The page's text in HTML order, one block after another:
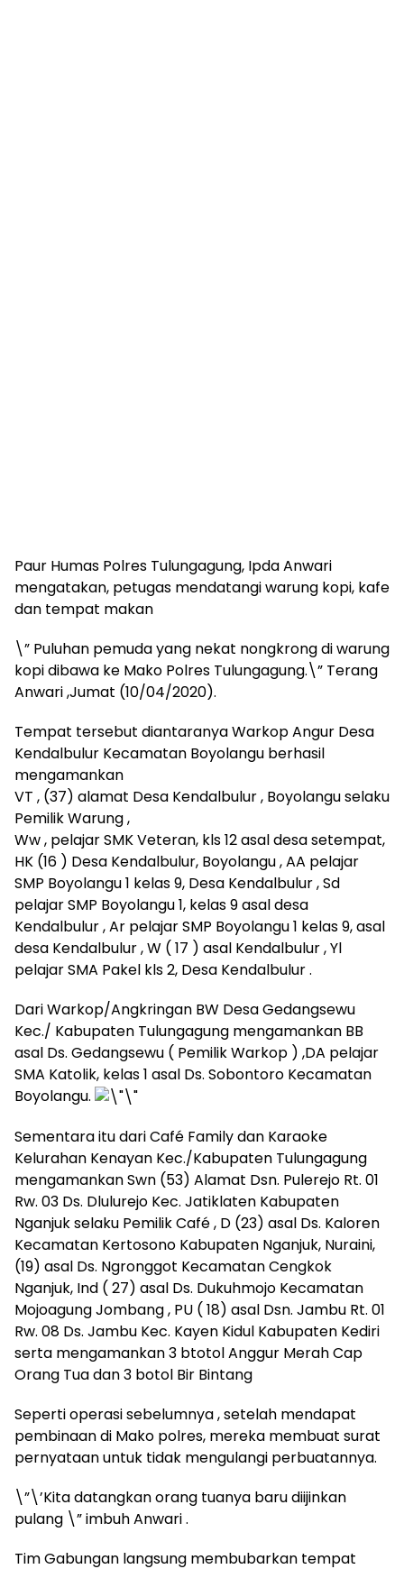
Paur Humas Polres Tulungagung, Ipda Anwari
mengatakan, petugas mendatangi warung kopi, kafe
dan tempat makan
\” Puluhan pemuda yang nekat nongkrong di warung
kopi dibawa ke Mako Polres Tulungagung.\” Terang
Anwari ,Jumat (10/04/2020).
Tempat tersebut diantaranya Warkop Angur Desa
Kendalbulur Kecamatan Boyolangu berhasil
mengamankan
VT , (37) alamat Desa Kendalbulur , Boyolangu selaku
Pemilik Warung ,
Ww , pelajar SMK Veteran, kls 12 asal desa setempat,
HK (16 ) Desa Kendalbulur, Boyolangu , AA pelajar
SMP Boyolangu 1 kelas 9, Desa Kendalbulur , Sd
pelajar SMP Boyolangu 1, kelas 9 asal desa
Kendalbulur , Ar pelajar SMP Boyolangu 1 kelas 9, asal
desa Kendalbulur , W ( 17 ) asal Kendalbulur , Yl
pelajar SMA Pakel kls 2, Desa Kendalbulur .
Dari Warkop/Angkringan BW Desa Gedangsewu
Kec./ Kabupaten Tulungagung mengamankan BB
asal Ds. Gedangsewu ( Pemilik Warkop ) ,DA pelajar
SMA Katolik, kelas 1 asal Ds. Sobontoro Kecamatan
Boyolangu.
Sementara itu dari Café Family dan Karaoke
Kelurahan Kenayan Kec./Kabupaten Tulungagung
mengamankan Swn (53) Alamat Dsn. Pulerejo Rt. 01
Rw. 03 Ds. Dlulurejo Kec. Jatiklaten Kabupaten
Nganjuk selaku Pemilik Café , D (23) asal Ds. Kaloren
Kecamatan Kertosono Kabupaten Nganjuk, Nuraini,
(19) asal Ds. Ngronggot Kecamatan Cengkok
Nganjuk, Ind ( 27) asal Ds. Dukuhmojo Kecamatan
Mojoagung Jombang , PU ( 18) asal Dsn. Jambu Rt. 01
Rw. 08 Ds. Jambu Kec. Kayen Kidul Kabupaten Kediri
serta mengamankan 3 btotol Anggur Merah Cap
Orang Tua dan 3 botol Bir Bintang
Seperti operasi sebelumnya , setelah mendapat
pembinaan di Mako polres, mereka membuat surat
pernyataan untuk tidak mengulangi perbuatannya.
\”\’Kita datangkan orang tuanya baru diijinkan
pulang \” imbuh Anwari .
Tim Gabungan langsung membubarkan tempat